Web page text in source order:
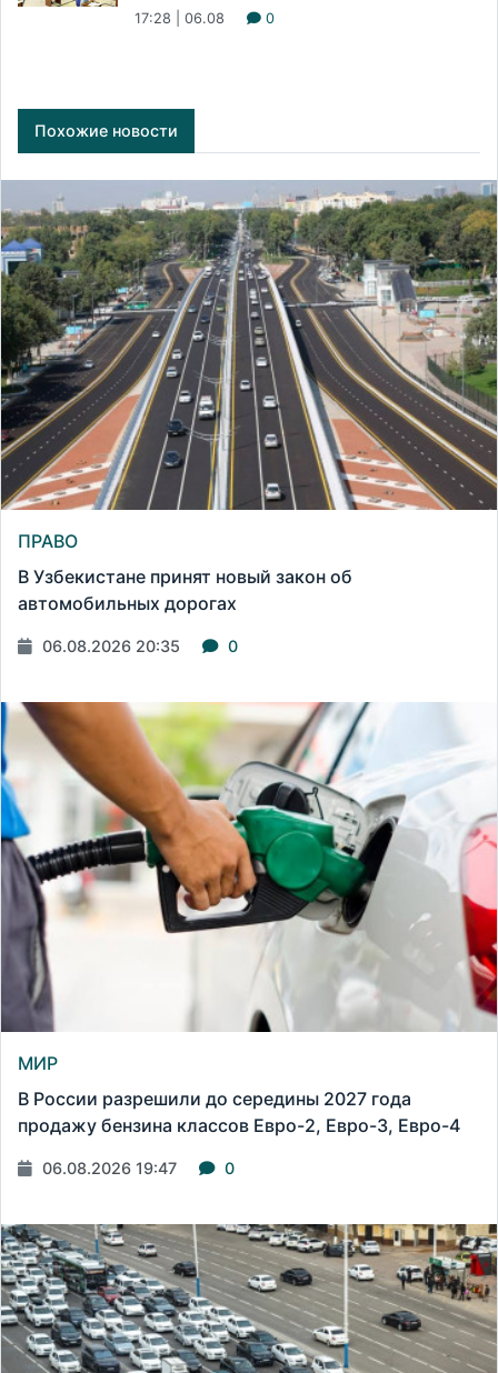
17:28 | 06.08 0
Похожие новости
ПРАВО
В Узбекистане принят новый закон об
автомобильных дорогах
06.08.2026 20:35 0
МИР
В России разрешили до середины 2027 года
продажу бензина классов Евро-2, Евро-3, Евро-4
06.08.2026 19:47 0